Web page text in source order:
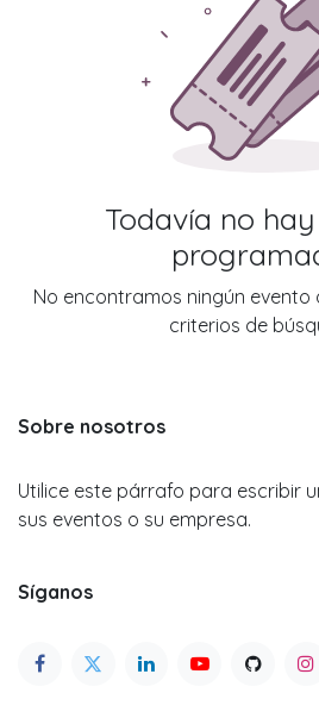
Todavía no
No encontramos ningún evento
criterios de
Sobre nosotros
Utilice este párrafo para escribir
sus eventos o su empresa.
Síganos